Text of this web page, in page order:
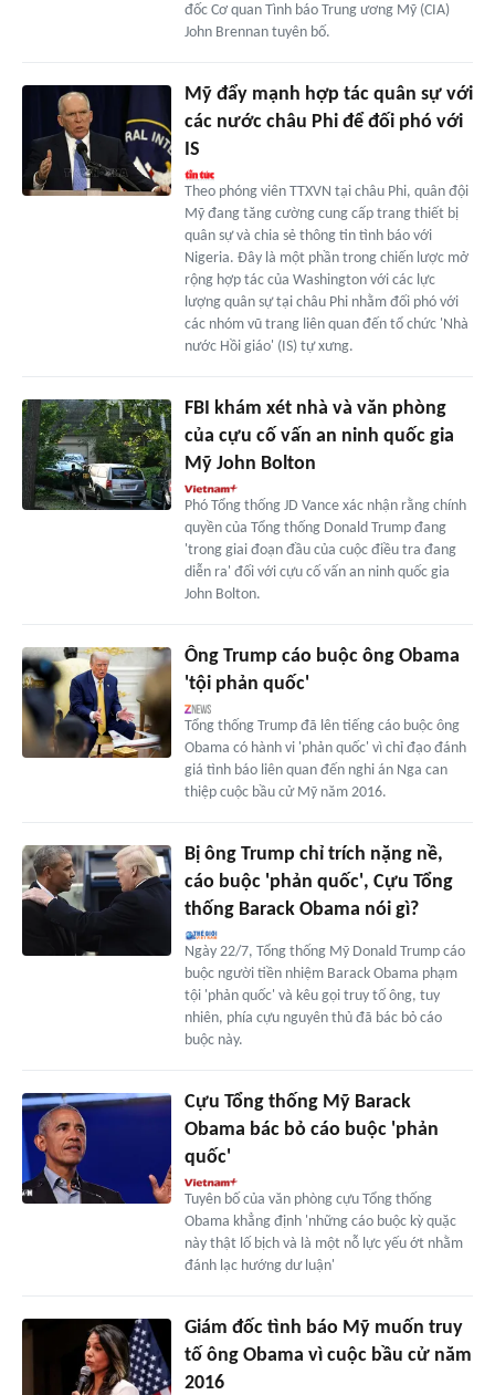
đốc Cơ quan Tình báo Trung ương Mỹ (CIA)
John Brennan tuyên bố.
Mỹ đẩy mạnh hợp tác quân sự với
các nước châu Phi để đối phó với
IS
Theo phóng viên TTXVN tại châu Phi, quân đội
Mỹ đang tăng cường cung cấp trang thiết bị
quân sự và chia sẻ thông tin tình báo với
Nigeria. Đây là một phần trong chiến lược mở
rộng hợp tác của Washington với các lực
lượng quân sự tại châu Phi nhằm đối phó với
các nhóm vũ trang liên quan đến tổ chức 'Nhà
nước Hồi giáo' (IS) tự xưng.
FBI khám xét nhà và văn phòng
của cựu cố vấn an ninh quốc gia
Mỹ John Bolton
Phó Tổng thống JD Vance xác nhận rằng chính
quyền của Tổng thống Donald Trump đang
'trong giai đoạn đầu của cuộc điều tra đang
diễn ra' đối với cựu cố vấn an ninh quốc gia
John Bolton.
Ông Trump cáo buộc ông Obama
'tội phản quốc'
Tổng thống Trump đã lên tiếng cáo buộc ông
Obama có hành vi 'phản quốc' vì chỉ đạo đánh
giá tình báo liên quan đến nghi án Nga can
thiệp cuộc bầu cử Mỹ năm 2016.
Bị ông Trump chỉ trích nặng nề,
cáo buộc 'phản quốc', Cựu Tổng
thống Barack Obama nói gì?
Ngày 22/7, Tổng thống Mỹ Donald Trump cáo
buộc người tiền nhiệm Barack Obama phạm
tội 'phản quốc' và kêu gọi truy tố ông, tuy
nhiên, phía cựu nguyên thủ đã bác bỏ cáo
buộc này.
Cựu Tổng thống Mỹ Barack
Obama bác bỏ cáo buộc 'phản
quốc'
Tuyên bố của văn phòng cựu Tổng thống
Obama khẳng định 'những cáo buộc kỳ quặc
này thật lố bịch và là một nỗ lực yếu ớt nhằm
đánh lạc hướng dư luận'
Giám đốc tình báo Mỹ muốn truy
tố ông Obama vì cuộc bầu cử năm
2016